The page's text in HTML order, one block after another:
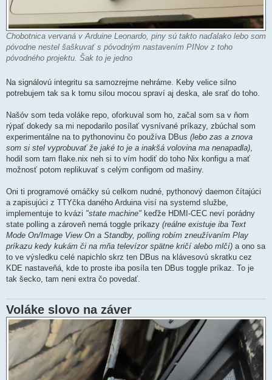
Chobotnica vervaná v Arduine Leonardo, piny sú takto naďalako lebo som
póvodne nestel šaškuvať s póvodným nastavením PINov z toho
póvodného projektu. Šak to je jedno
Na signálovú integritu sa samozrejme nehráme. Keby velice silno
potrebujem tak sa k tomu silou mocou spraví aj deska, ale srať do toho.
Našóv som teda voláke repo, oforkuval som ho, začal som sa v ňom
rýpať dokedy sa mi nepodarilo posílať vysnívané príkazy, zbúchal som
experimentálne na to pythonovinu čo používa DBus (lebo zas a znova
som si stel vyprobuvať že jaké to je a inakšá volovina ma nenapadla),
hodil som tam flake.nix neh si to vím hodiť do toho Nix konfigu a mať
možnosť potom replikuvať s celým configom od mašiny.
Oni ti programové omáčky sú celkom nudné, pythonový daemon čítajúci
a zapisujúci z TTYčka daného Arduina visí na systemd službe,
implementuje to kvázi "state machine" keďže HDMI-CEC neví porádny
state polling a zároveň nemá toggle príkazy (reálne existuje iba Text
Mode On/Image View On a Standby, polling robím zneužívaním Play
príkazu kedy kukám či na mňa televízor spätne kričí alebo mlčí) a ono sa
to ve výsledku celé napichlo skrz ten DBus na klávesovú skratku cez
KDE nastaveňá, kde to proste iba posíla ten DBus toggle príkaz. To je
tak šecko, tam neni extra čo povedať.
Voláke slovo na záver